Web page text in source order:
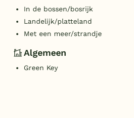
In de bossen/bosrijk
Landelijk/platteland
Met een meer/strandje
Algemeen
Green Key